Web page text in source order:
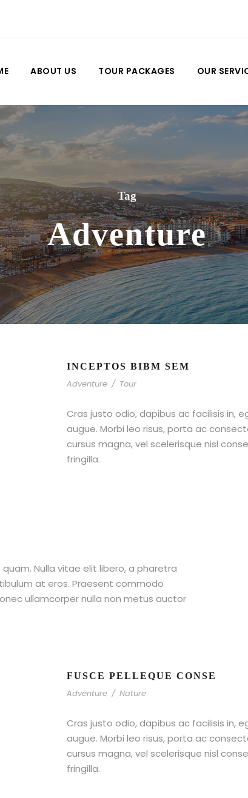
ABOUT US TOUR PACKAGES OUR
Tag
Adventure
INCEPTOS BIBM SEM
Adventure / Tour
Cras justo odio, dapibus ac facilisis in,
augue. Morbi leo risus, porta ac
cursus magna, vel scelerisque nisl
fringilla.
Nulla vitae elit libero, a pharetra
at eros. Praesent commodo
ullamcorper nulla non metus auctor
FUSCE PELLEQUE CONSE
Adventure / Nature
Cras justo odio, dapibus ac facilisis in,
augue. Morbi leo risus, porta ac
cursus magna, vel scelerisque nisl
fringilla.